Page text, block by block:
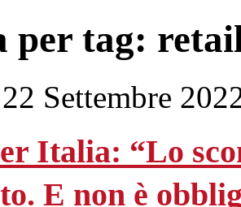
per tag:
Settembre
Italia: “Lo
E non è